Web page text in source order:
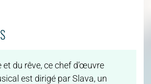
et du rêve, ce chef d’œuvre
est dirigé par Slava, un